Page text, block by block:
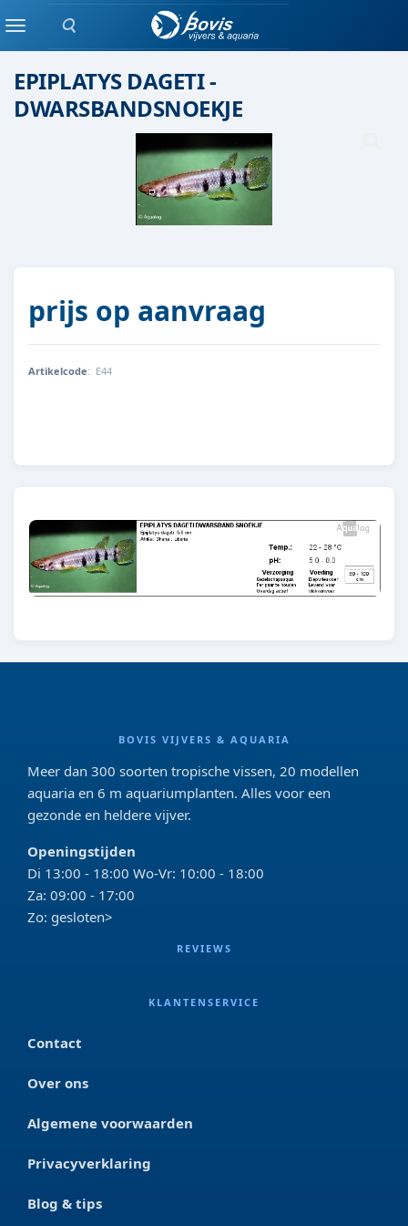
Zoeken
MenuGroepen vis
EPIPLATYS DAGETI -
DWARSBANDSNOEKJE
prijs op aanvraag
Artikelcode: E44
BOVIS VIJVERS & AQUARIA
Meer dan 300 soorten tropische vissen, 20 modellen
aquaria en 6 m aquariumplanten. Alles voor een
gezonde en heldere vijver.
Openingstijden
Di 13:00 - 18:00 Wo-Vr: 10:00 - 18:00
Za: 09:00 - 17:00
Zo: gesloten>
REVIEWS
KLANTENSERVICE
Contact
Over ons
Algemene voorwaarden
Privacyverklaring
Blog & tips